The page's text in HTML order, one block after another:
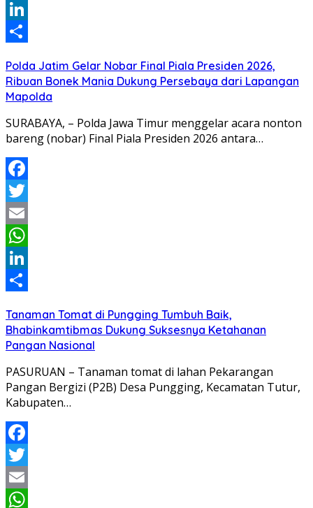
WhatsApp
LinkedIn
Polda Jatim Gelar Nobar Final Piala Presiden 2026,
Ribuan Bonek Mania Dukung Persebaya dari Lapangan
Mapolda
SURABAYA, – Polda Jawa Timur menggelar acara nonton
bareng (nobar) Final Piala Presiden 2026 antara…
Facebook
Twitter
Email
WhatsApp
LinkedIn
Tanaman Tomat di Pungging Tumbuh Baik,
Bhabinkamtibmas Dukung Suksesnya Ketahanan
Pangan Nasional
PASURUAN – Tanaman tomat di lahan Pekarangan
Pangan Bergizi (P2B) Desa Pungging, Kecamatan Tutur,
Kabupaten…
Facebook
Twitter
Email